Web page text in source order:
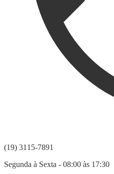
(19) 3115-7891
Segunda à Sexta - 08:00 às 17:30